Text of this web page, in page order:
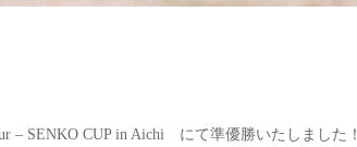
– SENKO CUP in Aichi にて準優勝いたしました！